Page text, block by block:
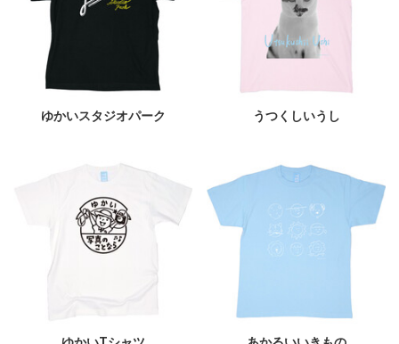
ゆかいスタジオパーク うつくしいうし